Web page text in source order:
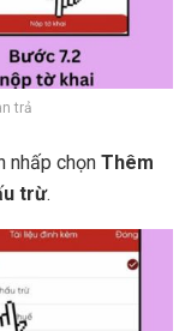
trả
nhấp chọn Thêm
trừ.